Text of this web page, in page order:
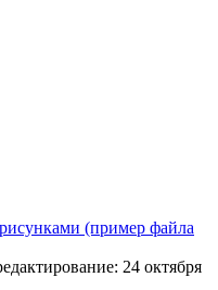
(пример файла
: 24 октября